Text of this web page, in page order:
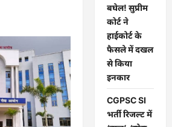
बघेल! सुप्रीम
कोर्ट ने
हाईकोर्ट के
फैसले में दखल
से किया
इनकार
CGPSC SI
भर्ती रिजल्ट में